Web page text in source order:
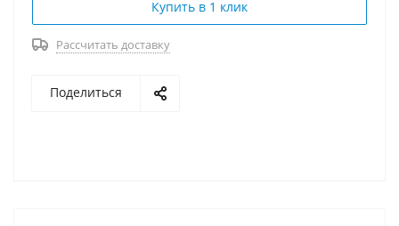
Купить в 1 клик
Рассчитать доставку
Поделиться